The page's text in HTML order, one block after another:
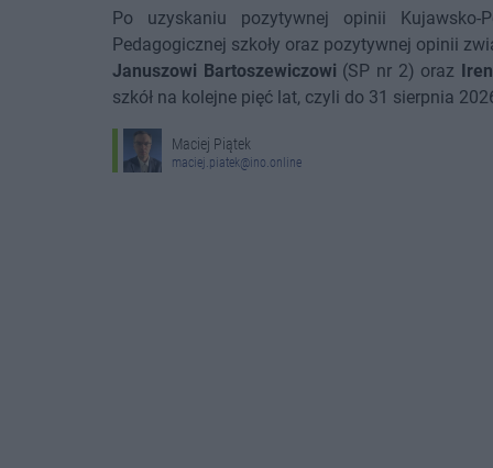
Po uzyskaniu pozytywnej opinii Kujawsko-
Pedagogicznej szkoły oraz pozytywnej opinii
Januszowi Bartoszewiczowi (SP nr 2) oraz
szkół na kolejne pięć lat, czyli do 31 sierpnia
Maciej Piątek
maciej.piatek@ino.online